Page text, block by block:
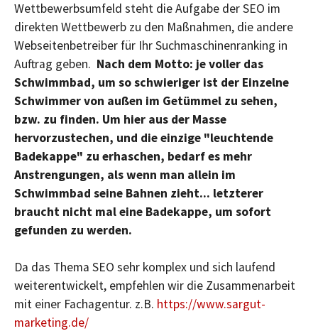
Wettbewerbsumfeld steht die Aufgabe der SEO im
direkten Wettbewerb zu den Maßnahmen, die andere
Webseitenbetreiber für Ihr Suchmaschinenranking in
Auftrag geben. Nach dem Motto: je voller das
Schwimmbad, um so schwieriger ist der Einzelne
Schwimmer von außen im Getümmel zu sehen,
bzw. zu finden. Um hier aus der Masse
hervorzustechen, und die einzige "leuchtende
Badekappe" zu erhaschen, bedarf es mehr
Anstrengungen, als wenn man allein im
Schwimmbad seine Bahnen zieht... letzterer
braucht nicht mal eine Badekappe, um sofort
gefunden zu werden.
Da das Thema SEO sehr komplex und sich laufend
weiterentwickelt, empfehlen wir die Zusammenarbeit
mit einer Fachagentur. z.B. https://www.sargut-
marketing.de/